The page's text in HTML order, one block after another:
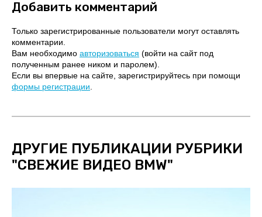
Добавить комментарий
Только зарегистрированные пользователи могут оставлять
комментарии.
Вам необходимо авторизоваться (войти на сайт под
полученным ранее ником и паролем).
Если вы впервые на сайте, зарегистрируйтесь при помощи
формы регистрации
ДРУГИЕ ПУБЛИКАЦИИ РУБРИКИ
"СВЕЖИЕ ВИДЕО BMW"